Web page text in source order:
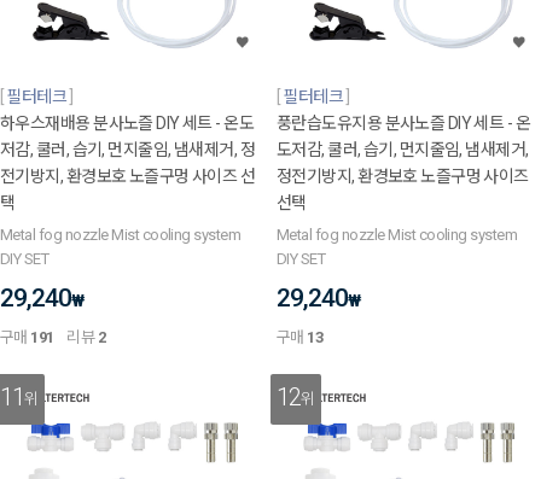
필터테크
하우스재배용 분사노즐 DIY 세트 - 온도
저감, 쿨러, 습기, 먼지줄임, 냄새제거, 정
전기방지, 환경보호 노즐구멍 사이즈 선
택
Metal fog nozzle Mist cooling system
DIY SET
29,240₩
구매 191 리뷰 2
필터테크
풍란습도유지용 분사노즐 DIY 세트 - 온
도저감, 쿨러, 습기, 먼지줄임, 냄새제거,
정전기방지, 환경보호 노즐구멍 사이즈
선택
Metal fog nozzle Mist cooling system
DIY SET
29,240₩
구매 13
11위 12위